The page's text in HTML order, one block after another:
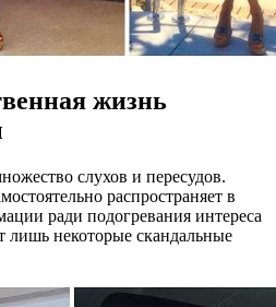
жизнь
слухов и пересудов.
распространяет в
ради подогревания интереса
лишь некоторые скандальные